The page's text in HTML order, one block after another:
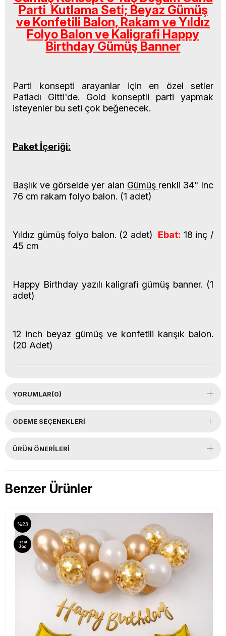
Parti Kutlama Seti; Beyaz Gümüş
ve Konfetili Balon, Rakam ve Yıldız
Folyo Balon ve Kaligrafi Happy
Birthday Gümüş Banner
Parti konsepti arayanlar için en özel setler
Patladı Gitti'de. Gold konseptli parti yapmak
isteyenler bu seti çok beğenecek.
Paket İçeriği:
Başlık ve görselde yer alan Gümüş renkli 34" Inc
76 cm rakam folyo balon. (1 adet)
Yıldız gümüş folyo balon. (2 adet) Ebat: 18 inç /
45 cm
Happy Birthday yazılı kaligrafi gümüş banner. (1
adet)
12 inch beyaz gümüş ve konfetili karışık balon.
(20 Adet)
YORUMLAR(0)
ÖDEME SEÇENEKLERI
ÜRÜN ÖNERILERI
Benzer Ürünler
%23
Fırsat
Ürünü